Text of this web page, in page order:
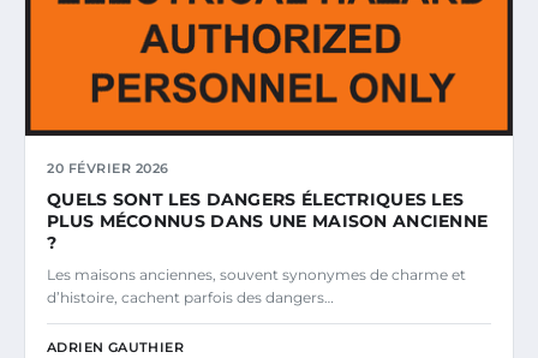
20 FÉVRIER 2026
QUELS SONT LES DANGERS ÉLECTRIQUES LES
PLUS MÉCONNUS DANS UNE MAISON ANCIENNE
?
Les maisons anciennes, souvent synonymes de charme et
d’histoire, cachent parfois des dangers…
ADRIEN GAUTHIER